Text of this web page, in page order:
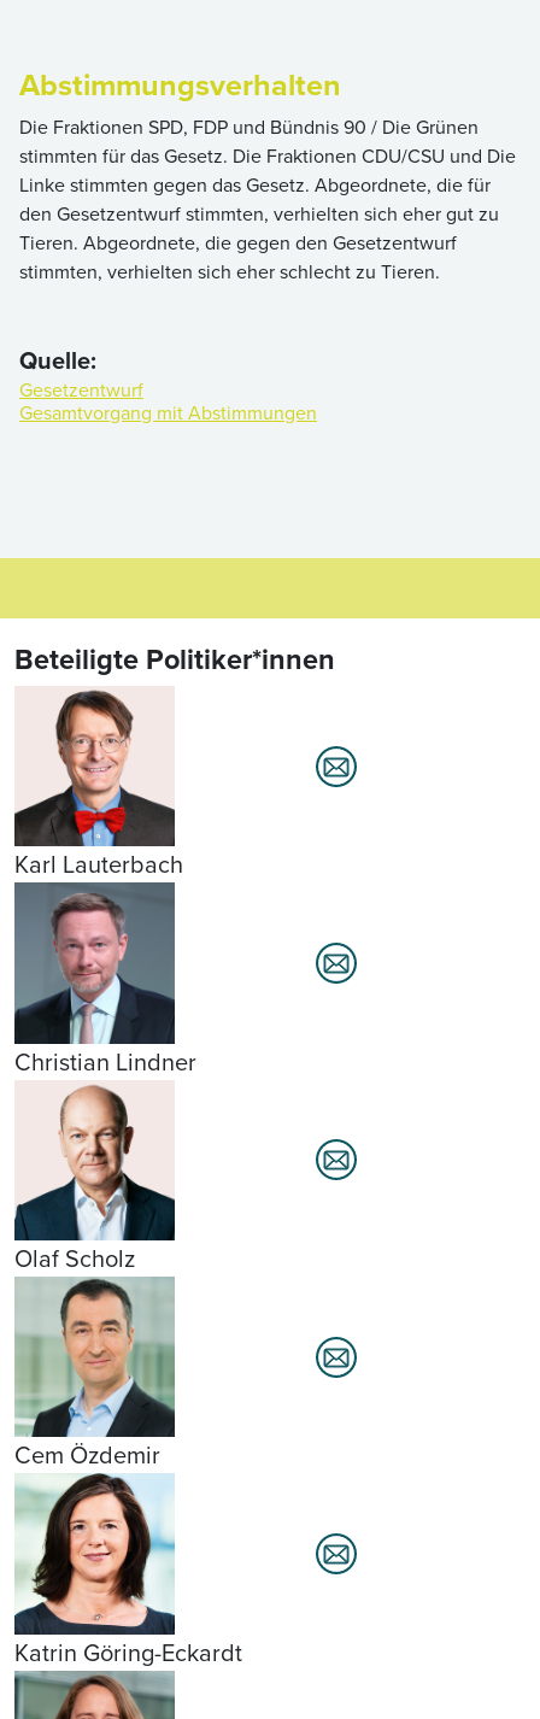
Abstimmungsverhalten
Die Fraktionen SPD, FDP und Bündnis 90 / Die Grünen
stimmten für das Gesetz. Die Fraktionen CDU/CSU und Die
Linke stimmten gegen das Gesetz. Abgeordnete, die für
den Gesetzentwurf stimmten, verhielten sich eher gut zu
Tieren. Abgeordnete, die gegen den Gesetzentwurf
stimmten, verhielten sich eher schlecht zu Tieren.
Quelle:
Gesetzentwurf
Gesamtvorgang mit Abstimmungen
Beteiligte Politiker*innen
Karl Lauterbach
Christian Lindner
Olaf Scholz
Cem Özdemir
Katrin Göring-Eckardt